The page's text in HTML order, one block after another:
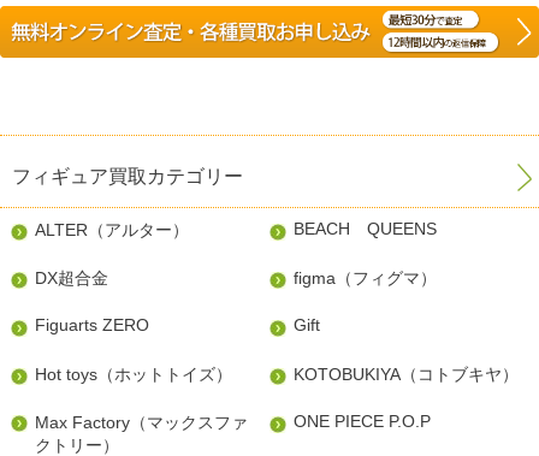
フィギュア買取カテゴリー
ALTER（アルター） BEACH QUEENS
DX超合金 figma（フィグマ）
Figuarts ZERO Gift
Hot toys（ホットトイズ） KOTOBUKIYA（コトブキヤ）
Max Factory（マックスファ
クトリー）
ONE PIECE P.O.P